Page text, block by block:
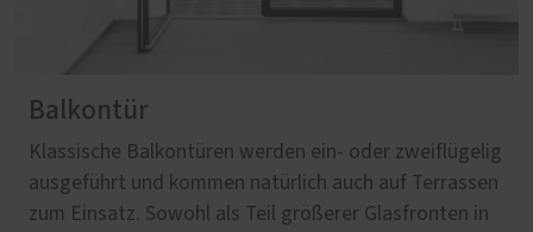
Balkontür
Klassische Balkontüren werden ein- oder zweiflügelig
ausgeführt und kommen natürlich auch auf Terrassen
zum Einsatz. Sowohl als Teil größerer Glasfronten in